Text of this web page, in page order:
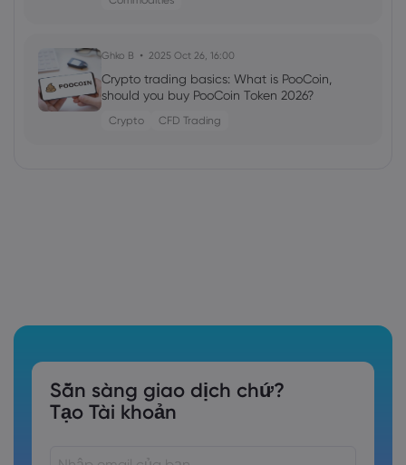
Ghko B 2025 Oct 26, 16:00
Crypto trading basics: What is PooCoin,
should you buy PooCoin Token 2026?
Crypto CFD Trading
Sẵn sàng giao dịch chứ?
Tạo Tài khoản